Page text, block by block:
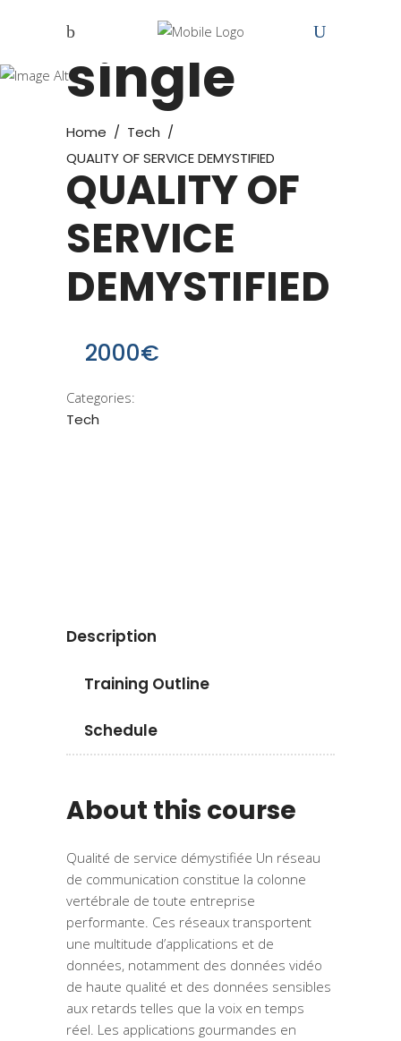
single
Home / Tech /
QUALITY OF SERVICE DEMYSTIFIED
QUALITY OF
SERVICE
DEMYSTIFIED
2000€
Categories:
Tech
Description
Training Outline
Schedule
About this course
Qualité de service démystifiée Un réseau
de communication constitue la colonne
vertébrale de toute entreprise
performante. Ces réseaux transportent
une multitude d’applications et de
données, notamment des données vidéo
de haute qualité et des données sensibles
aux retards telles que la voix en temps
réel. Les applications gourmandes en